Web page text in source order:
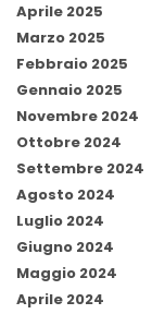
Aprile 2025
Marzo 2025
Febbraio 2025
Gennaio 2025
Novembre 2024
Ottobre 2024
Settembre 2024
Agosto 2024
Luglio 2024
Giugno 2024
Maggio 2024
Aprile 2024